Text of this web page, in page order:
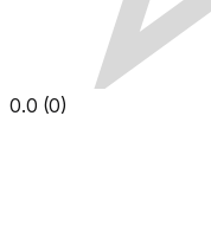
0.0 (0)